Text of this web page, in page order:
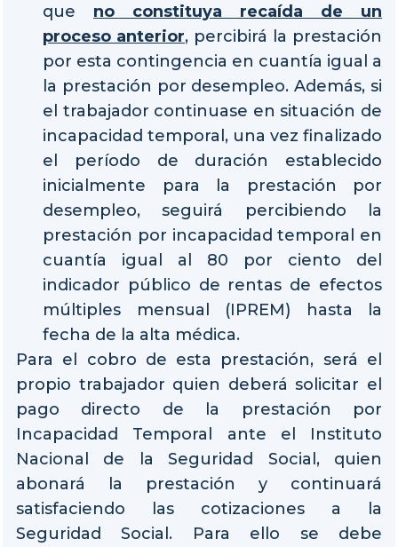
que no constituya recaída de un
proceso anterior, percibirá la prestación
por esta contingencia en cuantía igual a
la prestación por desempleo. Además, si
el trabajador continuase en situación de
incapacidad temporal, una vez finalizado
el período de duración establecido
inicialmente para la prestación por
desempleo, seguirá percibiendo la
prestación por incapacidad temporal en
cuantía igual al 80 por ciento del
indicador público de rentas de efectos
múltiples mensual (IPREM) hasta la
fecha de la alta médica.
Para el cobro de esta prestación, será el
propio trabajador quien deberá solicitar el
pago directo de la prestación por
Incapacidad Temporal ante el Instituto
Nacional de la Seguridad Social, quien
abonará la prestación y continuará
satisfaciendo las cotizaciones a la
Seguridad Social. Para ello se debe